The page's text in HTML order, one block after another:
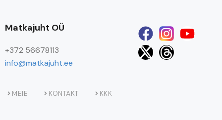
Matkajuht OÜ
+372 56678113
info@matkajuht.ee
MEIE KONTAKT KKK